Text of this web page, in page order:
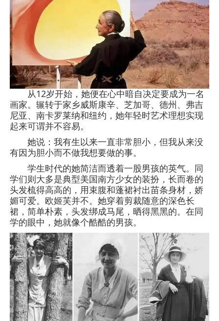
从12岁开始，她便在心中暗自决定要成为一名
画家。辗转于家乡威斯康辛、芝加哥、德州、弗吉
尼亚、南卡罗莱纳和纽约，她年轻时艺术理想实现
起来可谓并不容易。
她说：我有生以来一直非常胆小，但我从来没
有因为胆小而不做我想要做的事。
学生时代的她简洁而透着一股男孩的英气。同
学们则大多是典型美国南方少女的装扮，长而卷的
头发梳得高高的，用束腹和蓬裙衬出苗条身材，娇
媚可爱。欧姬芙并不。她穿着剪裁随意的深色长
裙，简单朴素，头发绑成马尾，晒得黑黑的。在同
学的眼中，她就像个酷酷的男孩。